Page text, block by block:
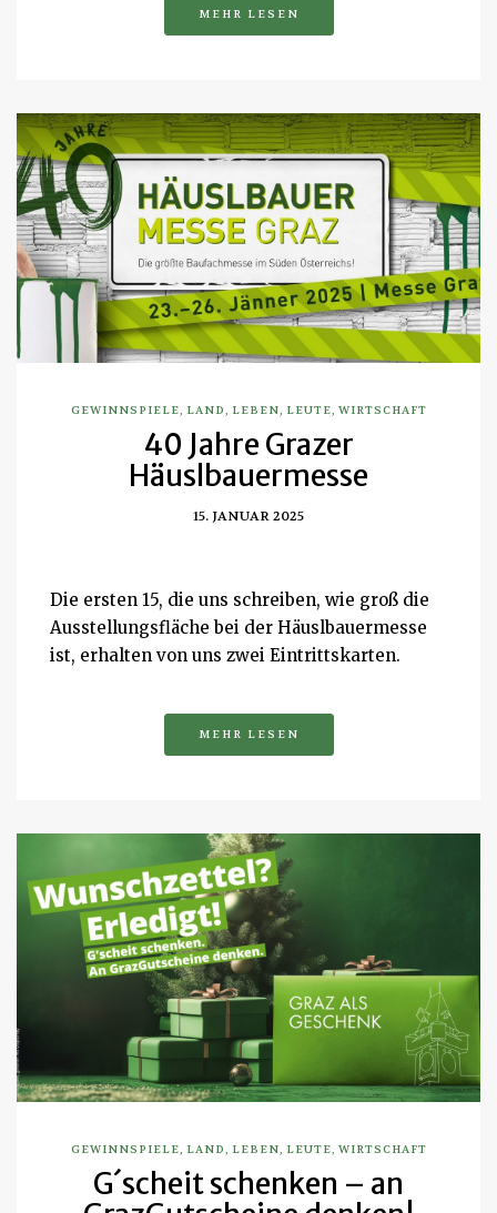
MEHR LESEN
GEWINNSPIELE, LAND, LEBEN, LEUTE, WIRTSCHAFT
40 Jahre Grazer
Häuslbauermesse
15. JANUAR 2025
Die ersten 15, die uns schreiben, wie groß die
Ausstellungsfläche bei der Häuslbauermesse
ist, erhalten von uns zwei Eintrittskarten.
MEHR LESEN
GEWINNSPIELE, LAND, LEBEN, LEUTE, WIRTSCHAFT
G´scheit schenken – an